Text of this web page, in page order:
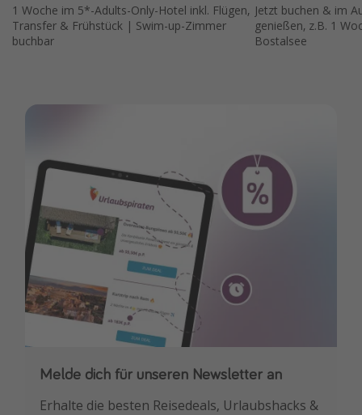
1 Woche im 5*-Adults-Only-Hotel inkl. Flügen,
Transfer & Frühstück | Swim-up-Zimmer
buchbar
Jetzt buchen & im
genießen, z.B. 1
Bostalsee
Melde dich für unseren Newsletter an
Erhalte die besten Reisedeals, Urlaubshacks &
Downloade unsere App
Buche die besten Reiseschnäppchen als